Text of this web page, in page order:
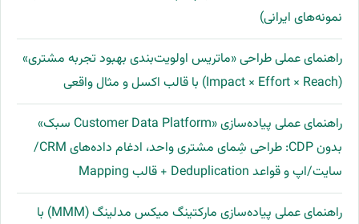
نمونه‌های ایرانی)
راهنمای عملی طراحی «ماتریس اولویت‌بندی بهبود تجربه مشتری»
(Impact × Effort × Reach) با قالب اکسل و مثال واقعی
راهنمای عملی پیاده‌سازی «Customer Data Platform سبک»
بدون CDP: طراحی شِمای مشتری واحد، ادغام داده‌های CRM/
سایت/اپ و قواعد Deduplication + قالب Mapping
راهنمای عملی پیاده‌سازی مارکتینگ میکس مدلینگ (MMM) با